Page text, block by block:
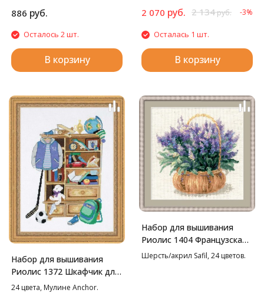
886 руб.
Осталось 2 шт.
В корзину
2 070 руб. 2 134руб. -3%
Осталась 1 шт.
В корзину
Набор для вышивания
Риолис 1372 Шкафчик для
мальчика, 30*40 см
24 цвета, Мулине Anchor.
Набор для вышивания
Риолис 1404 Французская
лаванда, 25*25 см
Шерсть/акрил Safil, 24 цветов.